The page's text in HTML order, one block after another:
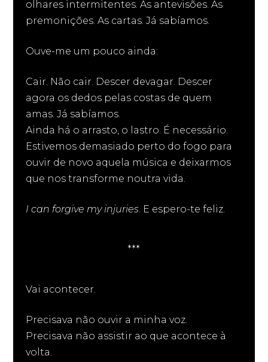
olhares intermitentes. As antevisões. As
premonições. As cartas. Já sabíamos.
Ouve-me um pouco ainda:
Cair. Não cair. Descer devagar. Descer
agora os dedos pelas costas de quem
amas. Já sabíamos.
Ainda há o arrasto, o lastro. É necessário.
Estivemos demasiado perto do fogo para
ouvir de novo aquela música e deixarmos
que nos transforme noutra vida.
I can forgive my injuries. E espero-te feliz.
***
Vai acontecer.
Precisava não ouvir a minha voz.
Precisava não assistir ao que acontece à
volta.